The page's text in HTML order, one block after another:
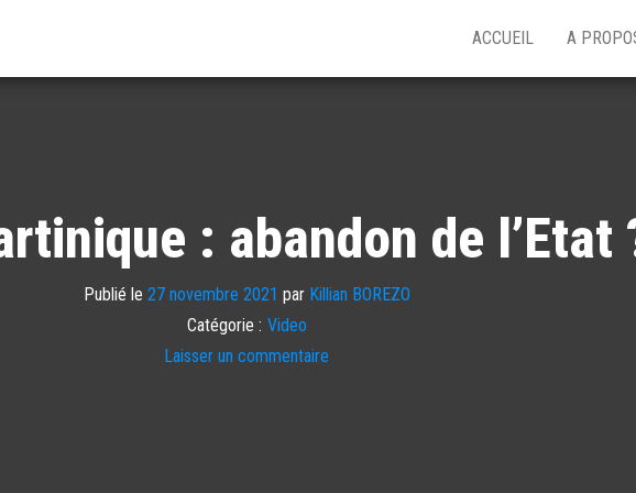
ACCUEIL A
: abandon de l’Etat
Publié le 27 novembre 2021 par Killian BOREZO
Catégorie : Video
Laisser un commentaire